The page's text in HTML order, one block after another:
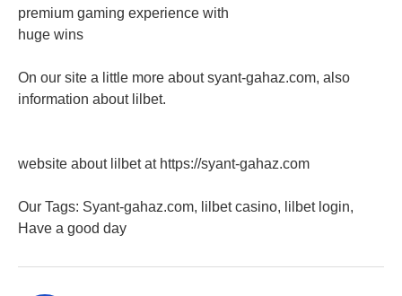
premium gaming experience with
huge wins
On our site a little more about syant-gahaz.com, also
information about lilbet.
website about lilbet at https://syant-gahaz.com
Our Tags: Syant-gahaz.com, lilbet casino, lilbet login,
Have a good day